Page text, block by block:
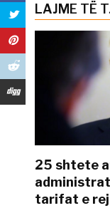
LAJME TË
25 shtete
tarifat e